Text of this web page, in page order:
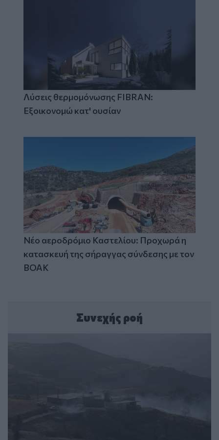
Λύσεις θερμομόνωσης FIBRAN:
Εξοικονομώ κατ' ουσίαν
Νέο αεροδρόμιο Καστελίου: Προχωρά η
κατασκευή της σήραγγας σύνδεσης με τον
ΒΟΑΚ
Συνεχής ροή